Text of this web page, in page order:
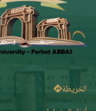
الخريطة